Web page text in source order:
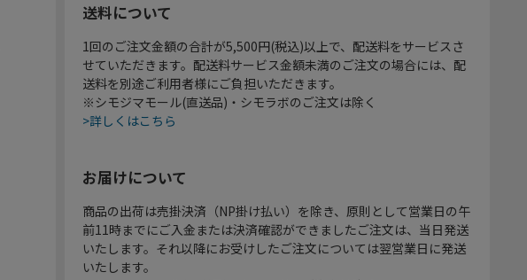
送料について
1回のご注文金額の合計が5,500円(税込)以上で、配送料をサービスさ
せていただきます。配送料サービス金額未満のご注文の場合には、配
送料を別途ご利用者様にご負担いただきます。
※シモジマモール(直送品)・シモラボのご注文は除く
>詳しくはこちら
お届けについて
商品の出荷は売掛決済（NP掛け払い）を除き、原則として営業日の午
前11時までにご入金または決済確認ができましたご注文は、当日発送
いたします。それ以降にお受けしたご注文については翌営業日に発送
いたします。